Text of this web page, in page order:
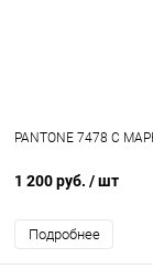
PANTONE 7478 C
1 200 руб. / шт
Подробнее